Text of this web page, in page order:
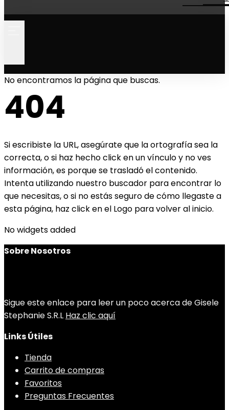
No encontramos la página que buscas.
404
Si escribiste la URL, asegúrate que la ortografía sea la
correcta, o si haz hecho click en un vínculo y no ves
información, es porque se trasladó el contenido.
Intenta utilizando nuestro buscador para encontrar lo
que necesitas, o si no estás seguro de cómo llegaste a
esta página, haz click en el Logo para volver al inicio.
No widgets added
Sobre Nosotros
Sigue este enlace para leer un poco acerca de Gisele
Stephanie S.R.L Haz clic aquí
Links Útiles
Tienda
Carrito de compras
Favoritos
Preguntas Frecuentes